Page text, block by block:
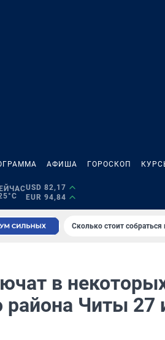
АФИША ГОРОСКОП
USD 82,17
EUR 94,84
Сколько стоит
в
района Читы 27